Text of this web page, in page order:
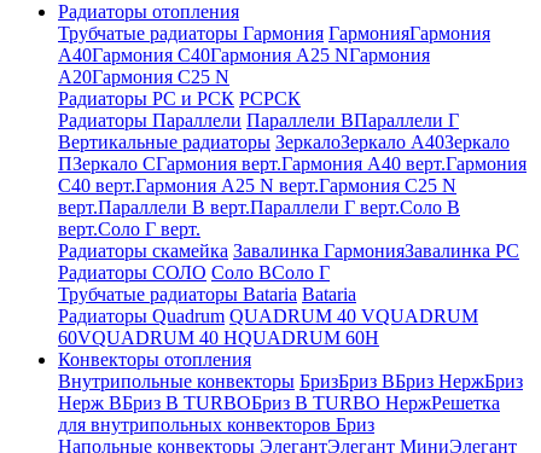
Радиаторы отопления
Трубчатые радиаторы Гармония ГармонияГармония
А40Гармония С40Гармония А25 NГармония
А20Гармония С25 N
Радиаторы РС и РСК РСРСК
Радиаторы Параллели Параллели ВПараллели Г
Вертикальные радиаторы ЗеркалоЗеркало А40Зеркало
ПЗеркало СГармония верт.Гармония А40 верт.Гармония
С40 верт.Гармония А25 N верт.Гармония С25 N
верт.Параллели В верт.Параллели Г верт.Соло В
верт.Соло Г верт.
Радиаторы скамейка Завалинка ГармонияЗавалинка РС
Радиаторы СОЛО Соло ВСоло Г
Трубчатые радиаторы Bataria Bataria
Радиаторы Quadrum QUADRUM 40 VQUADRUM
60VQUADRUM 40 HQUADRUM 60H
Конвекторы отопления
Внутрипольные конвекторы БризБриз ВБриз НержБриз
Нерж ВБриз В TURBOБриз В TURBO НержРешетка
для внутрипольных конвекторов Бриз
Напольные конвекторы ЭлегантЭлегант МиниЭлегант